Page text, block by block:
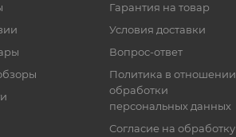
Гарантия на товар
Условия доставки
Вопрос-ответ
Политика в отношении
обработки
персональных данных
Согласие на обработку